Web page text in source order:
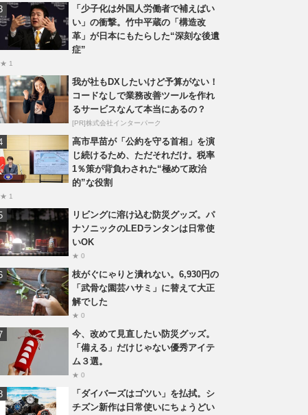
「少子化は外国人労働者で補えばい
い」の衝撃。竹中平蔵の「構造改
革」が日本にもたらした“深刻な後遺
症”
★ 1
我が社もDXしたいけど予算がない！
コードなしで業務改善ツールを作れ
るサービスなんて本当にあるの？
[PR]株式会社インターパーク
高市早苗が「公約を守る首相」を演
じ続けるため、ただそれだけ。税率
1％策が背負わされた“極めて政治
的”な役割
★ 1
リビングに溶け込む防災グッズ。パ
ナソニックのLEDランタンは日常使
いOK
★ 0
枝がぐにゃりと潰れない。6,930円の
「武骨な園芸ハサミ」に替えて大正
解でした
★ 0
今、改めて見直したい防災グッズ。
「備える」だけじゃない優秀アイテ
ム３選。
★ 0
「ダイバーズはゴツい」を払拭。シ
チズン新作は日常使いにちょうどい